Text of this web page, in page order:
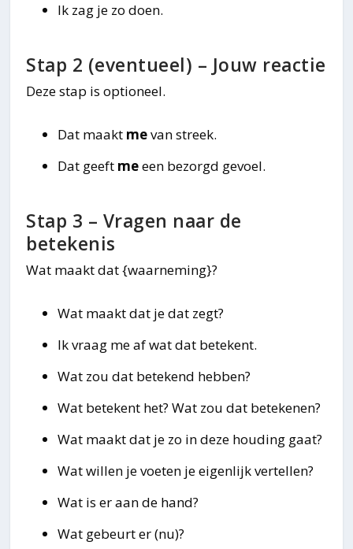
Ik zag je zo doen.
Stap 2 (eventueel) – Jouw reactie
Deze stap is optioneel.
Dat maakt mevan streek.
Dat geeft meeen bezorgd gevoel.
Stap 3 – Vragen naar de
betekenis
Wat maakt dat {waarneming}?
Wat maakt dat je dat zegt?
Ik vraag me af wat dat betekent.
Wat zou dat betekend hebben?
Wat betekent het? Wat zou dat betekenen?
Wat maakt dat je zo in deze houding gaat?
Wat willen je voeten je eigenlijk vertellen?
Wat is er aan de hand?
Wat gebeurt er (nu)?